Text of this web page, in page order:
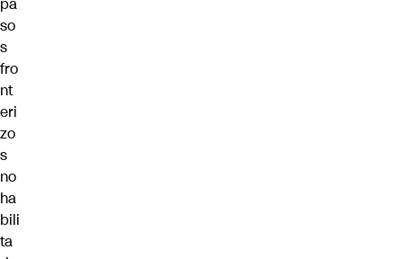
pa
so
s
fro
nt
eri
zo
s
no
ha
bili
ta